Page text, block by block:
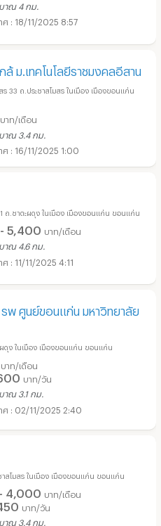
มาณ 4 กม.
18/11/2025 8:57
ม.เทคโนโลยีราชมงคลอีสาน
ร 33 ถ.ประชาสโมสร ในเมือง เมืองขอนแก่น
บาท/เดือน
มาณ 3.4 กม.
16/11/2025 1:00
ถ.ชาตะผดุง ในเมือง เมืองขอนแก่น ขอนแก่น
5,400 บาท/เดือน
มาณ 4.6 กม.
11/11/2025 4:11
รพ ศูนย์ขอนแก่น มหาวิทยาลัย
ผดุง ในเมือง เมืองขอนแก่น ขอนแก่น
บาท/เดือน
บาท/วัน
าณ 3.1 กม.
02/11/2025 2:40
าสโมสร ในเมือง เมืองขอนแก่น ขอนแก่น
4,000 บาท/เดือน
บาท/วัน
มาณ 3.4 กม.